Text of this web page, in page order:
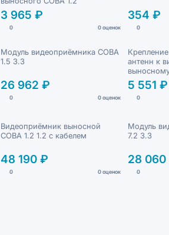
3 965 ₽
0 0 оценок
354 ₽
0
Модуль видеоприёмника СОВА
1.5 3.3
26 962 ₽
0 0 оценок
антенн к
5 551 ₽
0
Видеоприёмник выносной
СОВА 1.2 1.2 с кабелем
48 190 ₽
0 0 оценок
Модуль
7.2 3.3
28 060
0